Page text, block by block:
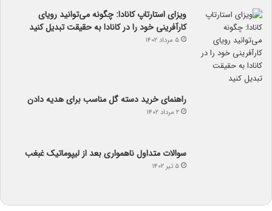
ویزای استارتاپ کانادا: چگونه می‌توانید رویای
کارآفرینی خود را در کانادا به حقیقت تبدیل کنید
۵ مرداد ۱۴۰۲
راهنمای خرید دسته گل مناسب برای هدیه دادن
۲ مرداد ۱۴۰۲
سوالات متداول ناهمواری بعد از لیپوماتیک غبغب
۵ تیر ۱۴۰۲